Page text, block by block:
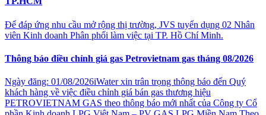
Để đáp ứng nhu cầu mở rộng thị trường, JVS tuyển dụng 02 Nhân
viên Kinh doanh Phân phối làm việc tại TP. Hồ Chí Minh.
Thông báo điều chỉnh giá gas Petrovietnam gas tháng 08/2026
Ngày đăng: 01/08/2026iWater xin trân trọng thông báo đến Quý
khách hàng về việc điều chỉnh giá bán gas thương hiệu
PETROVIETNAM GAS theo thông báo mới nhất của Công ty Cổ